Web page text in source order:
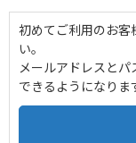
初めてご利用のお客
い。
メールアドレスと
できるようになりま